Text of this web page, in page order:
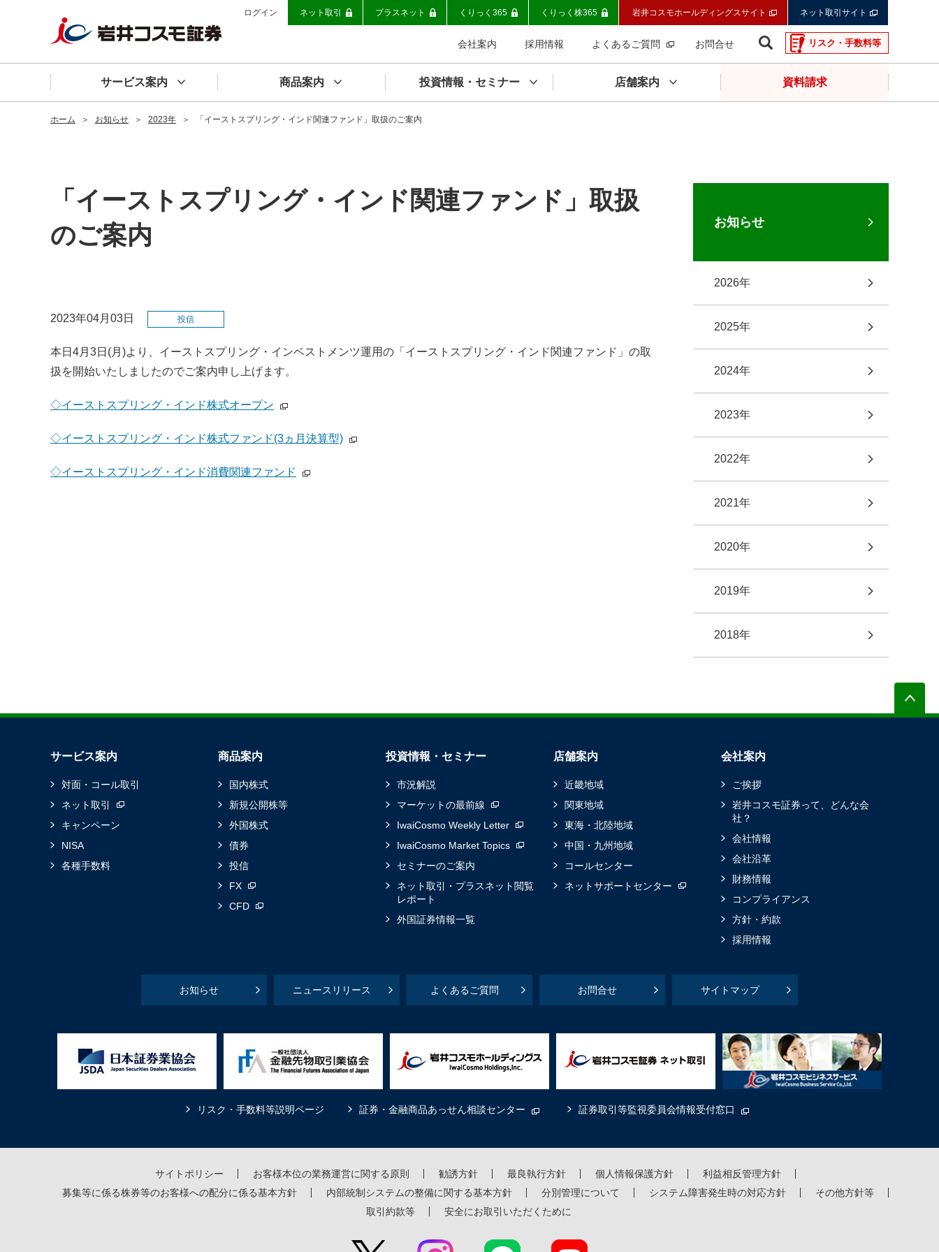
ログイン ネット取引 プラスネット くりっく365 くりっく株365 岩井コスモホールディングスサイト ネット取引サイト
会社案内 採用情報 よくあるご質問 お問合せ リスク・手数料等
サービス案内 商品案内 投資情報・セミナー 店舗案内 資料請求
ホーム ＞ お知らせ ＞ 2023年 ＞ 「イーストスプリング・インド関連ファンド」取扱のご案内
「イーストスプリング・インド関連ファンド」取扱
のご案内
2023年04月03日 投信
本日4月3日(月)より、イーストスプリング・インベストメンツ運用の「イーストスプリング・インド関連ファンド」の取
扱を開始いたしましたのでご案内申し上げます。
◇イーストスプリング・インド株式オープン
◇イーストスプリング・インド株式ファンド(3ヵ月決算型)
◇イーストスプリング・インド消費関連ファンド
お知らせ
2026年
2025年
2024年
2023年
2022年
2021年
2020年
2019年
2018年
サービス案内
対面・コール取引
ネット取引
キャンペーン
NISA
各種手数料
商品案内
国内株式
新規公開株等
外国株式
債券
投信
FX
CFD
投資情報・セミナー
市況解説
マーケットの最前線
IwaiCosmo Weekly Letter
IwaiCosmo Market Topics
セミナーのご案内
ネット取引・プラスネット閲覧
レポート
外国証券情報一覧
店舗案内
近畿地域
関東地域
東海・北陸地域
中国・九州地域
コールセンター
ネットサポートセンター
会社案内
ご挨拶
岩井コスモ証券って、どんな会
社？
会社情報
会社沿革
財務情報
コンプライアンス
方針・約款
採用情報
お知らせ ニュースリリース よくあるご質問 お問合せ サイトマップ
リスク・手数料等説明ページ 証券・金融商品あっせん相談センター 証券取引等監視委員会情報受付窓口
サイトポリシー お客様本位の業務運営に関する原則 勧誘方針 最良執行方針 個人情報保護方針
利益相反管理方針
募集等に係る株券等のお客様への配分に係る基本方針
内部統制システムの整備に関する基本方針 分別管理について システム障害発生時の対応方針
その他方針等
取引約款等
安全にお取引いただくために